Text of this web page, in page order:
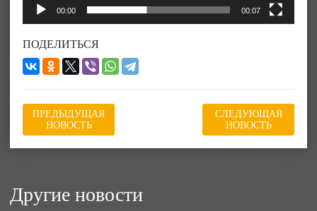
00:00 00:07
ПОДЕЛИТЬСЯ
ПРЕДЫДУЩАЯ
НОВОСТЬ
СЛЕДУЮЩАЯ
НОВОСТЬ
Другие новости